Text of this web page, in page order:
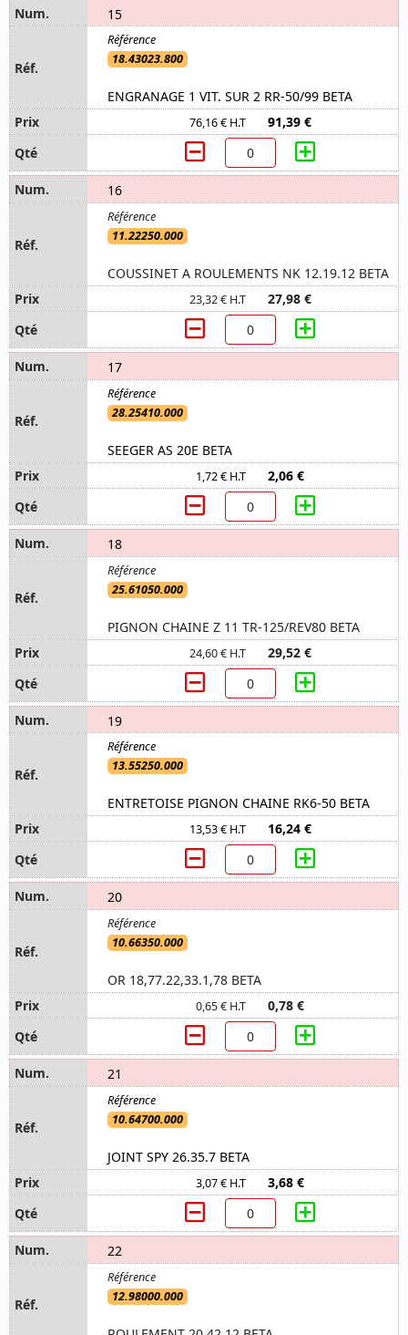
15
18.43023.800
ENGRANAGE 1 VIT. SUR 2 RR-50/99 BETA
76,16 € H.T 91,39 €
16
11.22250.000
COUSSINET A ROULEMENTS NK 12.19.12 BETA
23,32 € H.T 27,98 €
17
28.25410.000
SEEGER AS 20E BETA
1,72 € H.T 2,06 €
18
25.61050.000
PIGNON CHAINE Z 11 TR-125/REV80 BETA
24,60 € H.T 29,52 €
19
13.55250.000
ENTRETOISE PIGNON CHAINE RK6-50 BETA
13,53 € H.T 16,24 €
20
10.66350.000
OR 18,77.22,33.1,78 BETA
0,65 € H.T 0,78 €
21
10.64700.000
JOINT SPY 26.35.7 BETA
3,07 € H.T 3,68 €
22
12.98000.000